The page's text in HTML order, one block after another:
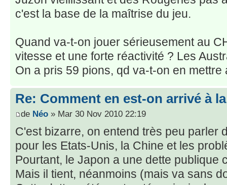
c'est la base de la maîtrise du jeu.
Quand va-t-on jouer sérieusement au
vitesse et une forte réactivité ? Les
On a pris 59 pions, qd va-t-on en mettre
Re: Comment en est-on arrivé à
de Néo » Mar 30 Nov 2010 22:19
C'est bizarre, on entend très peu parler
pour les Etats-Unis, la Chine et les
Pourtant, le Japon a une dette publique
Mais il tient, néanmoins (mais va sans